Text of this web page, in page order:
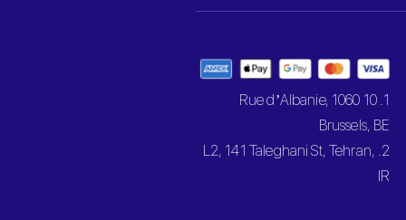
1. 10 Rue d’Albanie, 1060
Brussels, BE
2. L2, 141 Taleghani St, Tehran,
IR